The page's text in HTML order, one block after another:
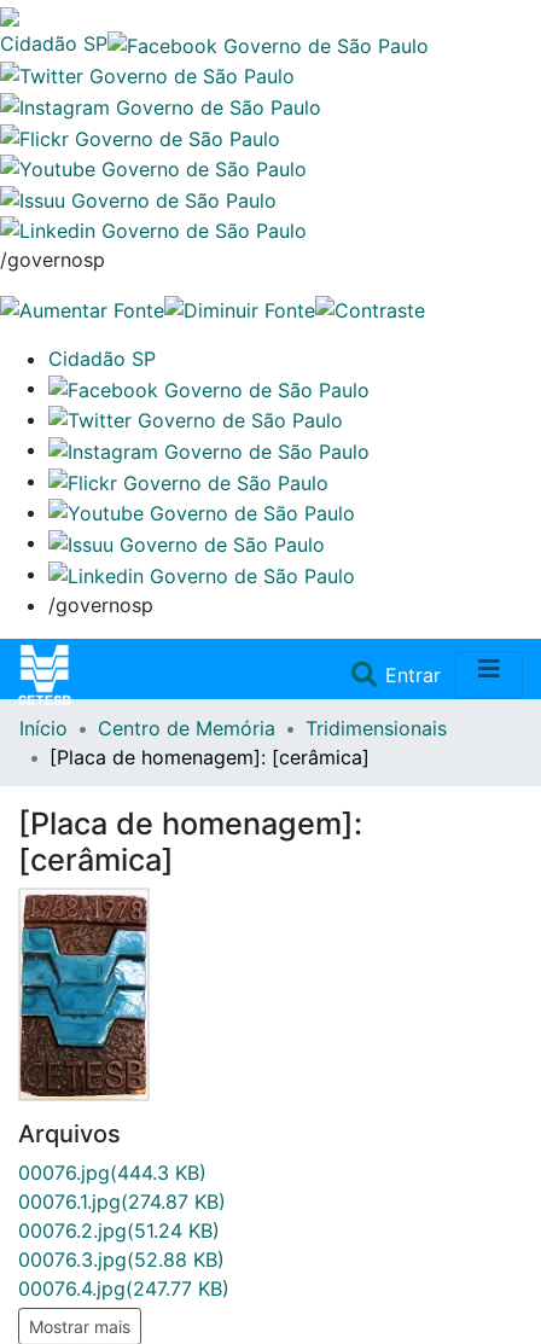
Cidadão SP
/governosp
Cidadão SP
/governosp
Entrar(current)
Home
Repositório
Doações/Aquisições
Fale Conosco
Início Centro de Memória
Tridimensionais
[Placa de homenagem]: [cerâmica]
[Placa de homenagem]:
[cerâmica]
Arquivos
00076.jpg(444.3 KB)
00076.1.jpg(274.87 KB)
00076.2.jpg(51.24 KB)
00076.3.jpg(52.88 KB)
00076.4.jpg(247.77 KB)
Mostrar mais